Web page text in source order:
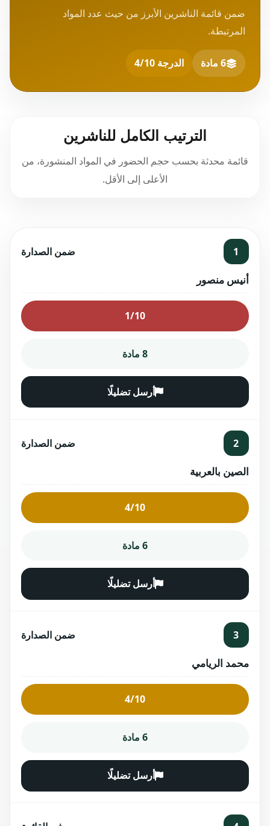
ضمن قائمة الناشرين الأبرز من حيث عدد المواد
المرتبطة.
6 مادة الدرجة 4/10
الترتيب الكامل للناشرين
قائمة محدثة بحسب حجم الحضور في المواد المنشورة، من
الأعلى إلى الأقل.
1 ضمن الصدارة
أنيس منصور
1/10
8 مادة
أرسل تضليلًا
2 ضمن الصدارة
الصين بالعربية
4/10
6 مادة
أرسل تضليلًا
3 ضمن الصدارة
محمد الريامي
4/10
6 مادة
أرسل تضليلًا